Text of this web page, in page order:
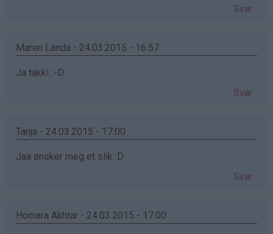
Svar
Maren Landa - 24.03.2015 - 16:57
Ja takk! :-D
Svar
Tanja - 24.03.2015 - 17:00
Jaa ønsker meg et slik :D
Svar
Homara Akhtar - 24.03.2015 - 17:00